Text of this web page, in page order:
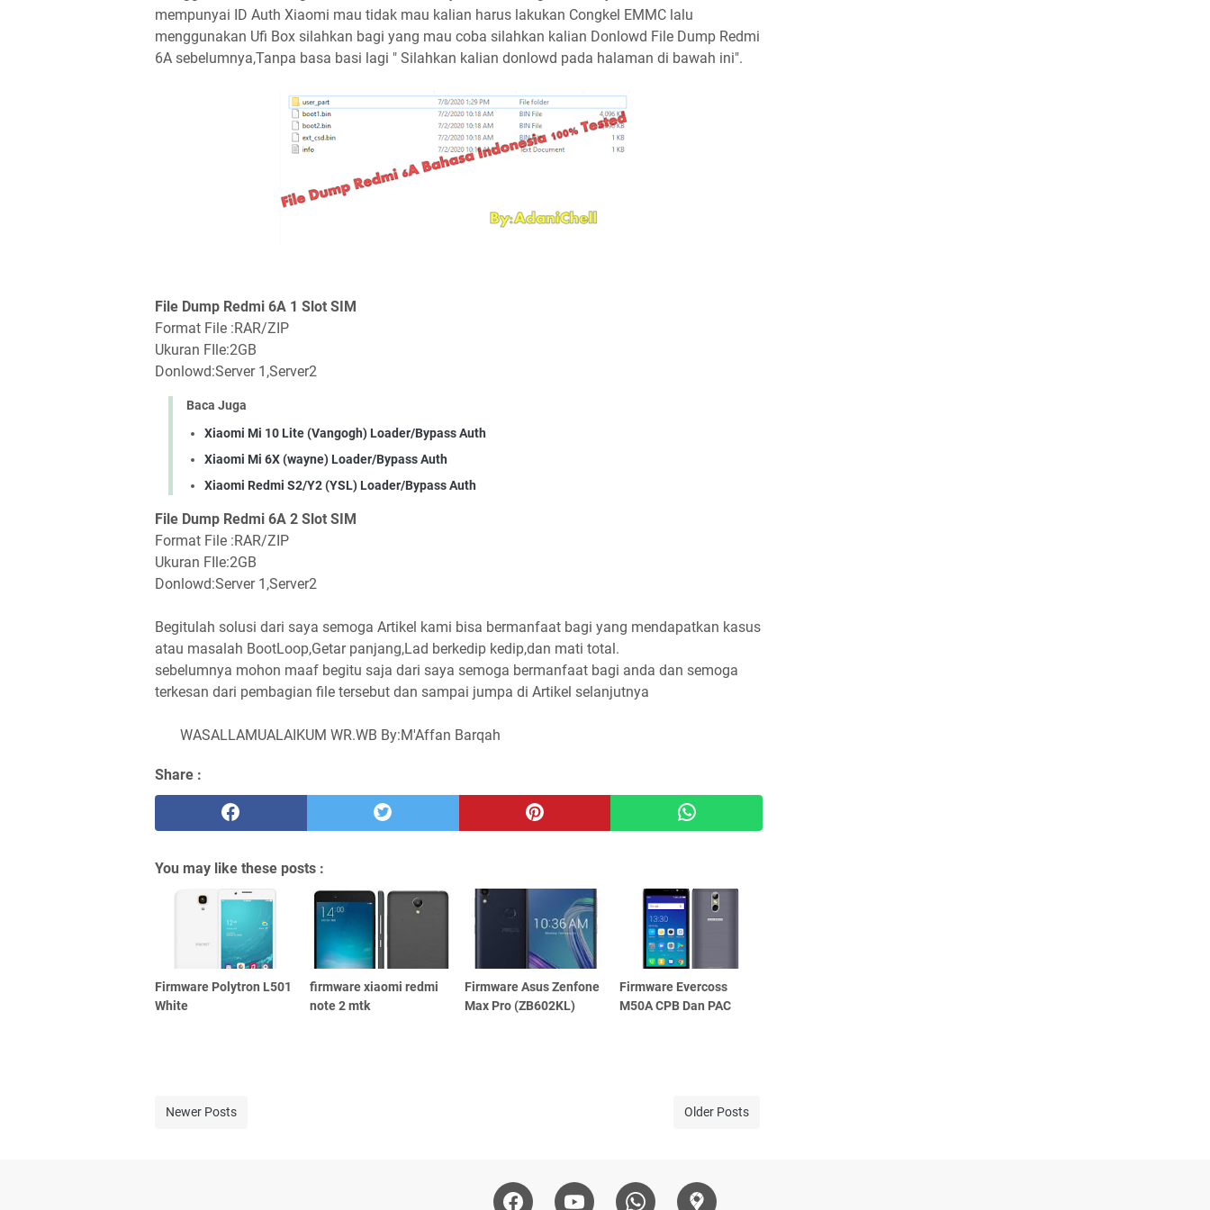
mempunyai ID Auth Xiaomi mau tidak mau kalian harus lakukan Congkel EMMC lalu
menggunakan Ufi Box silahkan bagi yang mau coba silahkan kalian Donlowd File Dump Redmi
6A sebelumnya,Tanpa basa basi lagi " Silahkan kalian donlowd pada halaman di bawah ini".
File Dump Redmi 6A 1 Slot SIM
Format File :RAR/ZIP
Ukuran FIle:2GB
Donlowd:Server 1,Server2
Baca Juga
Xiaomi Mi 10 Lite (Vangogh) Loader/Bypass Auth
Xiaomi Mi 6X (wayne) Loader/Bypass Auth
Xiaomi Redmi S2/Y2 (YSL) Loader/Bypass Auth
File Dump Redmi 6A 2 Slot SIM
Format File :RAR/ZIP
Ukuran FIle:2GB
Donlowd:Server 1,Server2
Begitulah solusi dari saya semoga Artikel kami bisa bermanfaat bagi yang mendapatkan kasus
atau masalah BootLoop,Getar panjang,Lad berkedip kedip,dan mati total.
sebelumnya mohon maaf begitu saja dari saya semoga bermanfaat bagi anda dan semoga
terkesan dari pembagian file tersebut dan sampai jumpa di Artikel selanjutnya
WASALLAMUALAIKUM WR.WB By:M'Affan Barqah
Share :
You may like these posts :
Firmware Polytron L501
White
firmware xiaomi redmi
note 2 mtk
Firmware Asus Zenfone
Max Pro (ZB602KL)
Firmware Evercoss
M50A CPB Dan PAC
Newer Posts Older Posts